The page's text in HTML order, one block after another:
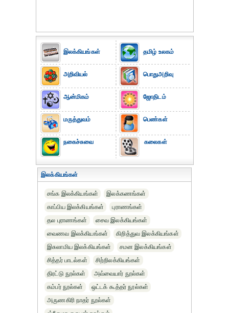
இலக்கியங்கள்
அறிவியல்
ஆன்மிகம்
மருத்துவம்
நகைச்சுவை
தமிழ் உலகம்
பொதுஅறிவு
ஜோதிடம்
பெண்கள்
கலைகள்
இலக்கியங்கள்
சங்க இலக்கியங்கள்
இலக்கணங்கள்
காப்பிய இலக்கியங்கள்
புராணங்கள்
தல புராணங்கள்
சைவ இலக்கியங்கள்
வைணவ இலக்கியங்கள்
கிறித்துவ இலக்கியங்கள்
இசுலாமிய இலக்கியங்கள்
சமன இலக்கியங்கள்
சித்தர் பாடல்கள்
சிற்றிலக்கியங்கள்
திரட்டு நூல்கள்
அவ்வையார் நூல்கள்
கம்பர் நூல்கள்
ஒட்டக் கூத்தர் நூல்கள்
அருணகிரி நாதர் நூல்கள்